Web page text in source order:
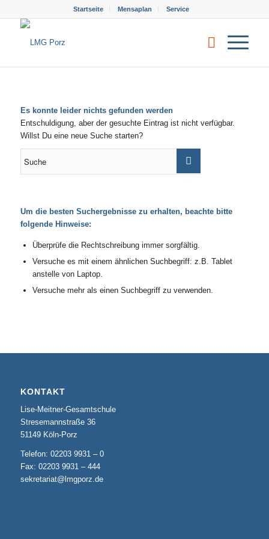
Startseite Mensaplan Service
Es konnte leider nichts gefunden werden
Entschuldigung, aber der gesuchte Eintrag ist nicht verfügbar.
Willst Du eine neue Suche starten?
Um die besten Suchergebnisse zu erhalten, beachte bitte
folgende Hinweise:
Überprüfe die Rechtschreibung immer sorgfältig.
Versuche es mit einem ähnlichen Suchbegriff: z.B. Tablet
anstelle von Laptop.
Versuche mehr als einen Suchbegriff zu verwenden.
KONTAKT
Lise-Meitner-Gesamtschule
Stresemannstraße 36
51149 Köln-Porz
Telefon: 02203 9931 – 0
Fax: 02203 9931 – 444
sekretariat@lmgporz.de